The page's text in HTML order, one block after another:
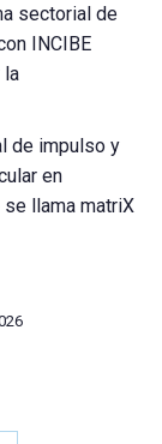
sectorial de
INCIBE
la
de impulso y
en
se llama matriX